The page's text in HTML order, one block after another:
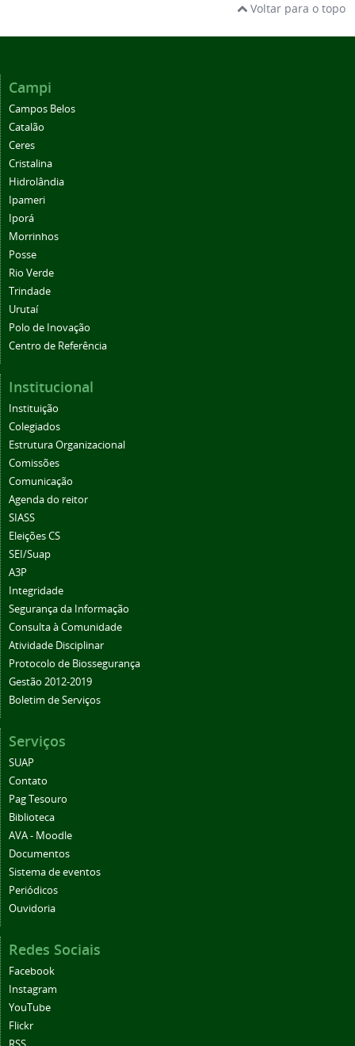
Voltar para o topo
Campi
Campos Belos
Catalão
Ceres
Cristalina
Hidrolândia
Ipameri
Iporá
Morrinhos
Posse
Rio Verde
Trindade
Urutaí
Polo de Inovação
Centro de Referência
Institucional
Instituição
Colegiados
Estrutura Organizacional
Comissões
Comunicação
Agenda do reitor
SIASS
Eleições CS
SEI/Suap
A3P
Integridade
Segurança da Informação
Consulta à Comunidade
Atividade Disciplinar
Protocolo de Biossegurança
Gestão 2012-2019
Boletim de Serviços
Serviços
SUAP
Contato
Pag Tesouro
Biblioteca
AVA - Moodle
Documentos
Sistema de eventos
Periódicos
Ouvidoria
Redes Sociais
Facebook
Instagram
YouTube
Flickr